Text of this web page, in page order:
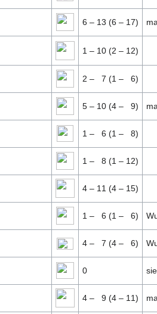
6 – 13 (6 – 17)
1 – 10 (2 – 12)
2 – 7 (1 – 6)
5 – 10 (4 – 9)
1 – 6 (1 – 8)
1 – 8 (1 – 12)
4 – 11 (4 – 15)
1 – 6 (1 – 6)
4 – 7 (4 – 6)
0
4 – 9 (4 – 11)